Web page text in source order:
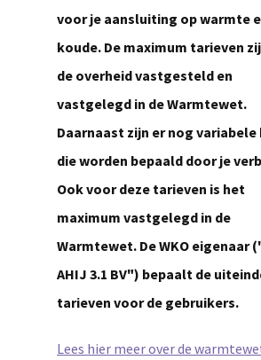
voor je aansluiting op warmte
koude. De maximum tarieven
de overheid vastgesteld en
vastgelegd in de Warmtewet.
Daarnaast zijn er nog
die worden bepaald door je
Ook voor deze tarieven is het
maximum vastgelegd in de
Warmtewet. De WKO eigenaar
AHIJ 3.1 BV") bepaalt de
tarieven voor de gebruikers.
Lees hier meer over de